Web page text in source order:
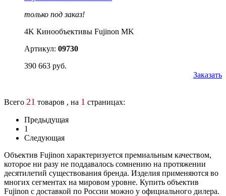
только под заказ!
4K Кинообъективы Fujinon MK
Артикул: 09730
390 663 руб.
Заказать
Всего 21 товаров , на 1 страницах:
Предыдущая
1
Следующая
Объектив Fujinon характеризуется премиальным качеством,
которое ни разу не поддавалось сомнению на протяжении
десятилетий существования бренда. Изделия применяются во
многих сегментах на мировом уровне. Купить объектив
Fujinon с доставкой по России можно у официального дилера.